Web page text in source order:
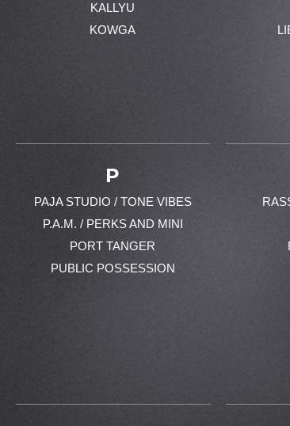
KALLYU
KOWGA
P
PAJA STUDIO / TONE VIBES
P.A.M. / PERKS AND MINI
PORT TANGER
PUBLIC POSSESSION